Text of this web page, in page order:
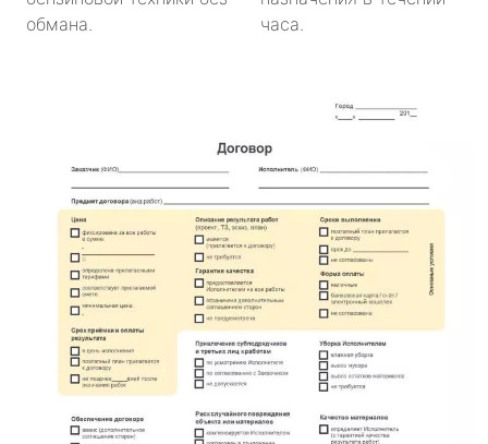
обмана.
часа.